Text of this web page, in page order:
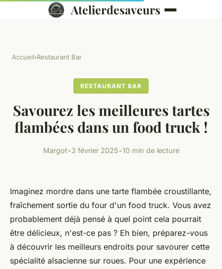
Atelierdesaveurs
Accueil›Restaurant Bar
RESTAURANT BAR
Savourez les meilleures tartes
flambées dans un food truck !
Margot•3 février 2025•10 min de lecture
Imaginez mordre dans une tarte flambée croustillante,
fraîchement sortie du four d'un food truck. Vous avez
probablement déjà pensé à quel point cela pourrait
être délicieux, n'est-ce pas ? Eh bien, préparez-vous
à découvrir les meilleurs endroits pour savourer cette
spécialité alsacienne sur roues. Pour une expérience